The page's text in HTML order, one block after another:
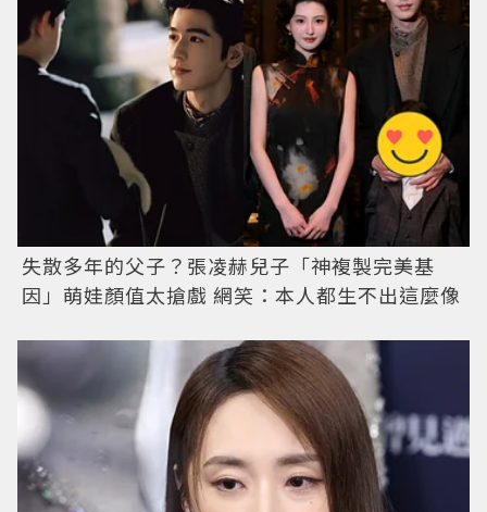
失散多年的父子？張凌赫兒子「神複製完美基
因」萌娃顏值太搶戲 網笑：本人都生不出這麼像